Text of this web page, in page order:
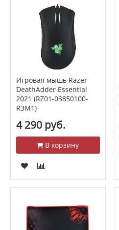
Игровая мышь Razer
DeathAdder Essential
2021 (RZ01-03850100-
R3M1)
4 290 руб.
В корзину